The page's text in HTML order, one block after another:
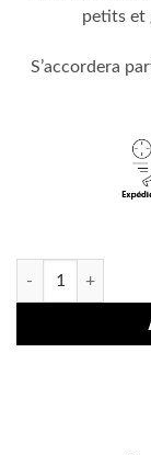
petits et
S’accordera
quantité de Jeu